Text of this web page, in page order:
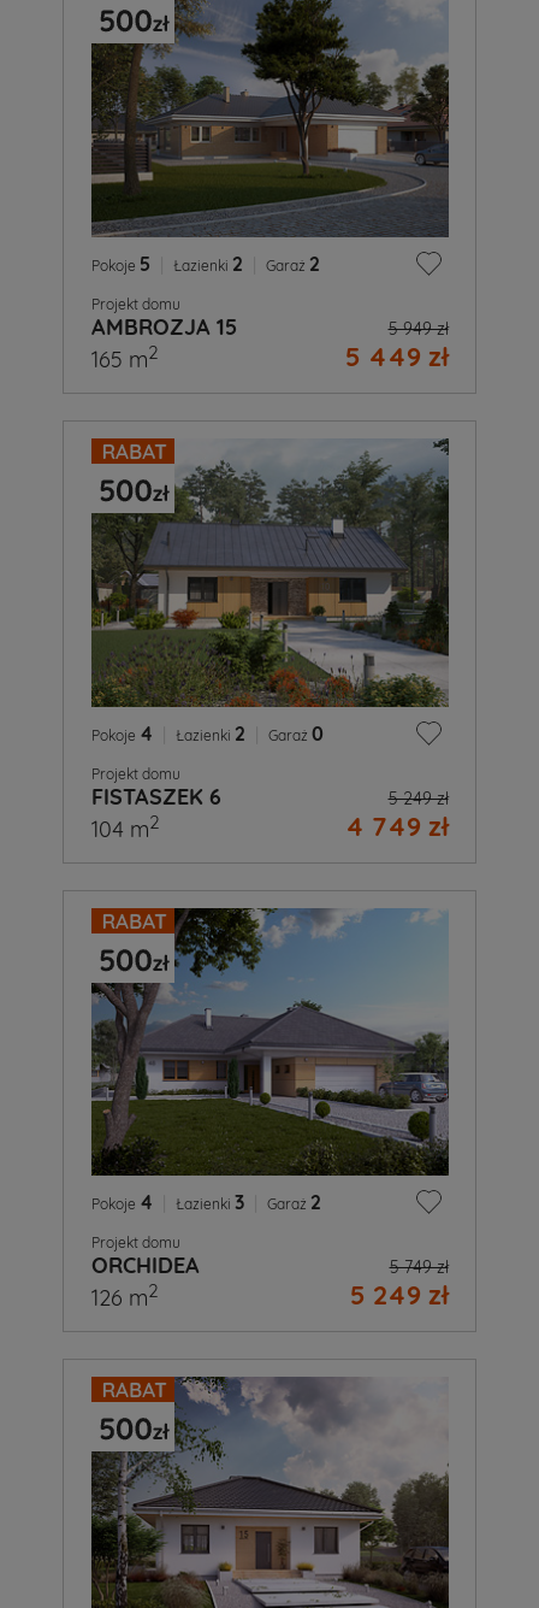
Pokoje 5 Łazienki 2 Garaż 2
Projekt domu
AMBROZJA 15 5 949 zł
5 449 zł
165 m2
Pokoje 4 Łazienki 2 Garaż 0
Projekt domu
FISTASZEK 6 5 249 zł
4 749 zł
104 m2
Pokoje 4 Łazienki 3 Garaż 2
Projekt domu
ORCHIDEA 5 749 zł
5 249 zł
126 m2